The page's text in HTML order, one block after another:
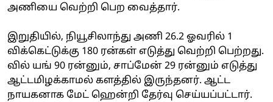
அணியை வெற்றி பெற வைத்தார்.
இறுதியில், நியூசிலாந்து அணி 26.2 ஓவரில் 1
விக்கெட்டுக்கு 180 ரன்கள் எடுத்து வெற்றி பெற்றது.
வில் யங் 90 ரன்னும், சாப்மேன் 29 ரன்னும் எடுத்து
ஆட்டமிழக்காமல் களத்தில் இருந்தனர். ஆட்ட
நாயகனாக மேட் ஹென்றி தேர்வு செய்யப்பட்டார்.